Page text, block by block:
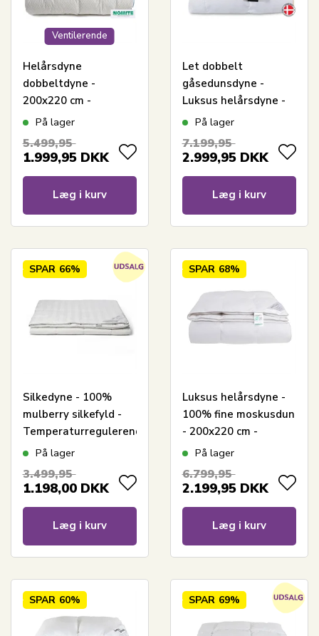
Ventilerende
Helårsdyne
dobbeltdyne -
200x220 cm -
Moskusdundyne med
SLEEP TECH By Borg
På lager
5.499,95
1.999,95 DKK
Læg i kurv
Let dobbelt
gåsedunsdyne -
Luksus helårsdyne -
200x220 cm -
Gulddynen
På lager
7.199,95
2.999,95 DKK
Læg i kurv
SPAR 66%
Silkedyne - 100%
mulberry silkefyld -
Temperaturregulerende
dyne - 200x220 cm -
helårsdyne
På lager
3.499,95
1.198,00 DKK
Læg i kurv
SPAR 68%
Luksus helårsdyne -
100% fine moskusdun
- 200x220 cm -
Nordstrand Home
bomuldssatin bolstre
På lager
6.799,95
2.199,95 DKK
Læg i kurv
SPAR 60% SPAR 69%